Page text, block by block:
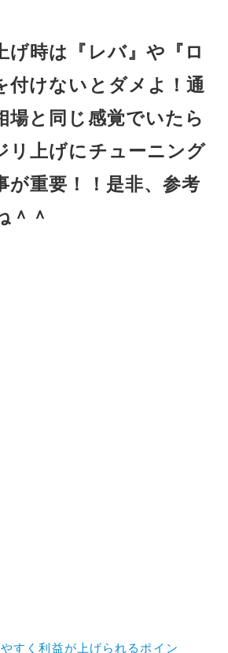
げ時は『レバ』や『ロ
付けないとダメよ！通
場と同じ感覚でいたら
リ上げにチューニング
が重要！！是非、参考
＾＾
すく利益が上げられるポイン